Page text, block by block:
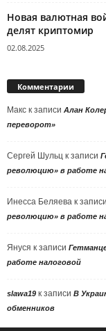
Новая валютная
делят криптомир
02.08.2025
Комментарии
Макс к записи Алан
переворот»
Сергей Шульц к записи
революцию» в работе
Инесса Беляева к записи
революцию» в работе
Януся к записи
работе налоговой
slawa19 к записи В
обменников